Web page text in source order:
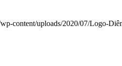
content/uploads/2020/07/Logo-